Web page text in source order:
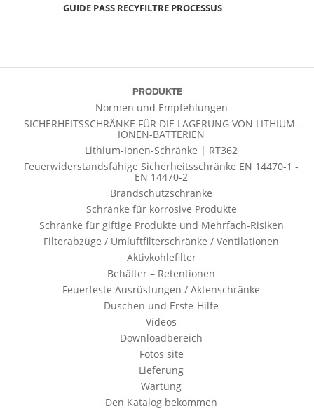
GUIDE PASS RECYFILTRE PROCESSUS
PRODUKTE
Normen und Empfehlungen
SICHERHEITSSCHRÄNKE FÜR DIE LAGERUNG VON LITHIUM-
IONEN-BATTERIEN
Lithium-Ionen-Schränke | RT362
Feuerwiderstandsfähige Sicherheitsschränke EN 14470-1 -
EN 14470-2
Brandschutzschränke
Schränke für korrosive Produkte
Schränke für giftige Produkte und Mehrfach-Risiken
Filterabzüge / Umluftfilterschränke / Ventilationen
Aktivkohlefilter
Behälter – Retentionen
Feuerfeste Ausrüstungen / Aktenschränke
Duschen und Erste-Hilfe
Videos
Downloadbereich
Fotos site
Lieferung
Wartung
Den Katalog bekommen